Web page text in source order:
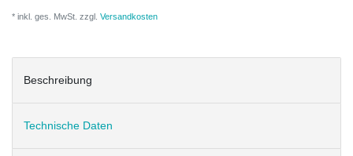
* inkl. ges. MwSt. zzgl. Versandkosten
Beschreibung
Technische Daten